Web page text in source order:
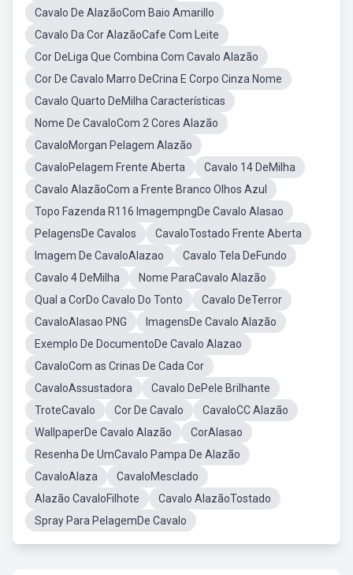
Cavalo De AlazãoCom Baio Amarillo
Cavalo Da Cor AlazãoCafe Com Leite
Cor DeLiga Que Combina Com Cavalo Alazão
Cor De Cavalo Marro DeCrina E Corpo Cinza Nome
Cavalo Quarto DeMilha Características
Nome De CavaloCom 2 Cores Alazão
CavaloMorgan Pelagem Alazão
CavaloPelagem Frente Aberta
Cavalo 14 DeMilha
Cavalo AlazãoCom a Frente Branco Olhos Azul
Topo Fazenda R116 ImagempngDe Cavalo Alasao
PelagensDe Cavalos
CavaloTostado Frente Aberta
Imagem De CavaloAlazao
Cavalo Tela DeFundo
Cavalo 4 DeMilha
Nome ParaCavalo Alazão
Qual a CorDo Cavalo Do Tonto
Cavalo DeTerror
CavaloAlasao PNG
ImagensDe Cavalo Alazão
Exemplo De DocumentoDe Cavalo Alazao
CavaloCom as Crinas De Cada Cor
CavaloAssustadora
Cavalo DePele Brilhante
TroteCavalo
Cor De Cavalo
CavaloCC Alazão
WallpaperDe Cavalo Alazão
CorAlasao
Resenha De UmCavalo Pampa De Alazão
CavaloAlaza
CavaloMesclado
Alazão CavaloFilhote
Cavalo AlazãoTostado
Spray Para PelagemDe Cavalo